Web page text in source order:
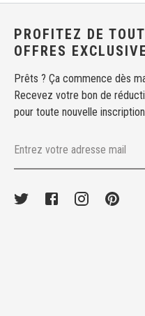
PROFITEZ DE
OFFRES
Prêts ? Ça commence dès
Recevez votre bon de
pour toute nouvelle